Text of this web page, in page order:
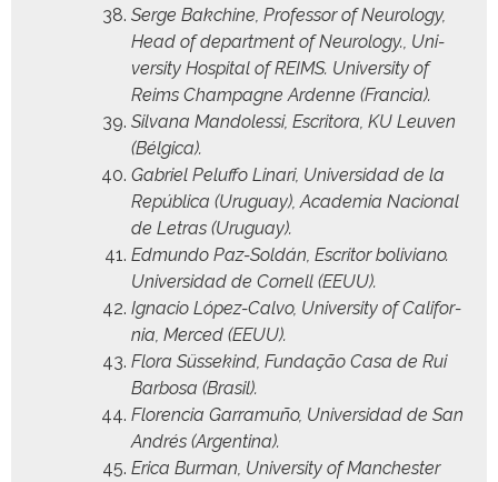
Serge Bak­chine, Pro­fes­sor of Neu­rol­o­gy,
Head of depart­ment of Neu­rol­o­gy., Uni­
ver­si­ty Hos­pi­tal of REIMS. Uni­ver­si­ty of
Reims Cham­pagne Ardenne (Fran­cia).
Sil­vana Man­do­lessi, Escrito­ra, KU Leu­ven
(Bél­gi­ca).
Gabriel Peluffo Linari, Uni­ver­si­dad de la
Repúbli­ca (Uruguay), Acad­e­mia Nacional
de Letras (Uruguay).
Edmun­do Paz-Sol­dán, Escritor boli­viano.
Uni­ver­si­dad de Cor­nell (EEUU).
Igna­cio López-Cal­vo, Uni­ver­si­ty of Cal­i­for­
nia, Merced (EEUU).
Flo­ra Süssekind, Fun­dação Casa de Rui
Bar­bosa (Brasil).
Flo­ren­cia Gar­ra­muño, Uni­ver­si­dad de San
Andrés (Argenti­na).
Eri­ca Bur­man, Uni­ver­si­ty of Man­ches­ter